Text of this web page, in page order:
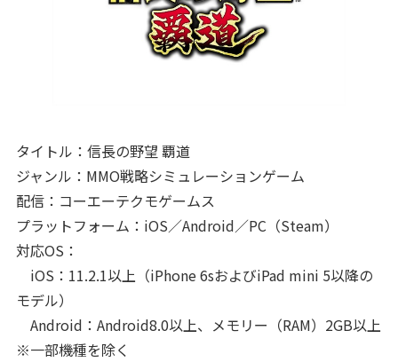
タイトル：信長の野望 覇道
ジャンル：MMO戦略シミュレーションゲーム
配信：コーエーテクモゲームス
プラットフォーム：iOS／Android／PC（Steam）
対応OS：
iOS：11.2.1以上（iPhone 6sおよびiPad mini 5以降の
モデル）
Android：Android8.0以上、メモリー（RAM）2GB以上
※一部機種を除く